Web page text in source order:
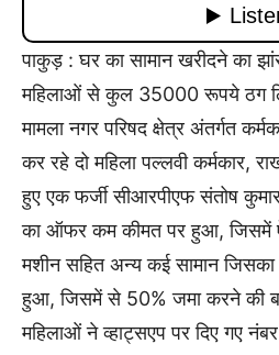
पाकुड़ : घर का सामान खरीदने का
महिलाओं से कुल 35000 रूपये ठग
मामला नगर परिषद क्षेत्र अंतर्गत
कर रहे दो महिला पल्लवी कर्मकार,
हुए एक फर्जी सीआरपीएफ संतोष
का ऑफर कम कीमत पर हुआ, जिसमें
मशीन सहित अन्य कई सामान
हुआ, जिसमें से 50% जमा करने की
महिलाओं ने व्हाट्सएप पर दिए गए